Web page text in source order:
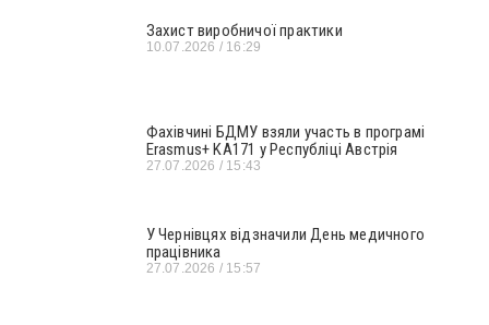
Захист виробничої практики
10.07.2026 16:29
Фахівчині БДМУ взяли участь в програмі
Erasmus+ KA171 у Республіці Австрія
27.07.2026 15:43
У Чернівцях відзначили День медичного
працівника
27.07.2026 15:57